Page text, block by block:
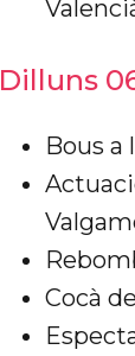
Dilluns
Bous a
Cocà